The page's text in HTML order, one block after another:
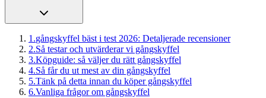
1 .gångskyffel bäst i test 2026: Detaljerade recensioner
2.Så testar och utvärderar vi gångskyffel
3.Köpguide: så väljer du rätt gångskyffel
4.Så får du ut mest av din gångskyffel
5.Tänk på detta innan du köper gångskyffel
6.Vanliga frågor om gångskyffel